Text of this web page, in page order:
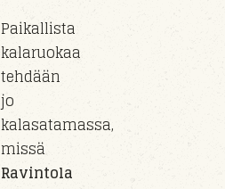
Paikallista
kalaruokaa
tehdään
jo
kalasatamassa,
missä
Ravintola